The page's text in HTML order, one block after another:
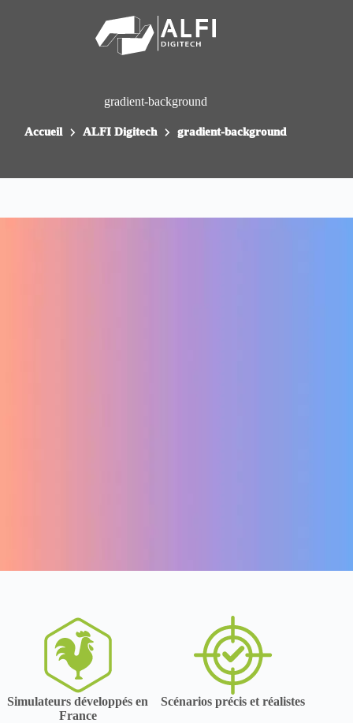
gradient-background
Accueil ALFI Digitech gradient-background
Simulateurs développés en
France
Scénarios précis et réalistes